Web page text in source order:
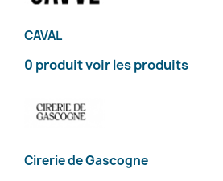
CAVAL
0 produitvoir les produits
Cirerie de Gascogne